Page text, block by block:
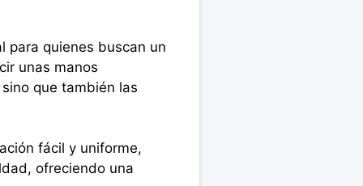
para quienes buscan un
unas manos
que también las
fácil y uniforme,
ofreciendo una